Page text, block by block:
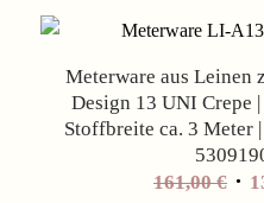
Meterware aus Leinen
Design 13 UNI Crepe
Stoffbreite ca. 3 Meter
161,00€